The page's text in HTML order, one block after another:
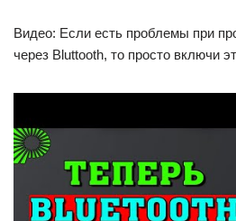
Видео: Если есть проблемы при
через Bluttooth, то просто включи